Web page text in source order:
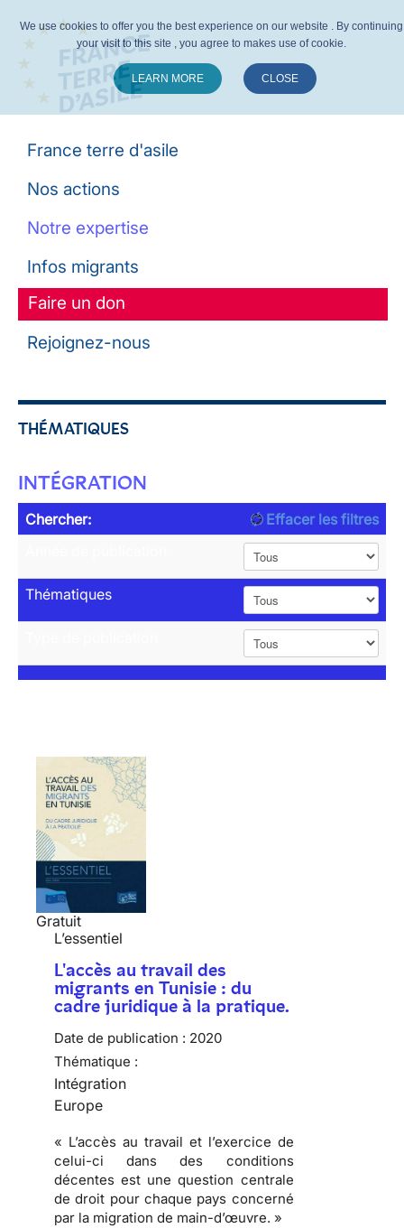
France terre d'asile
Nos actions
Notre expertise
Infos migrants
Faire un don
Rejoignez-nous
THÉMATIQUES
INTÉGRATION
Chercher:
Effacer les filtres
Thématiques
Gratuit
L’essentiel
L'accès au travail des
migrants en Tunisie : du
cadre juridique à la pratique.
Date de publication : 2020
Thématique :
Intégration
Europe
« L’accès au travail et l’exercice de
celui-ci dans des conditions
décentes est une question centrale
de droit pour chaque pays concerné
par la migration de main-d’œuvre. »
We use cookies to offer you the best experience on our website . By continuing
your visit to this site , you agree to makes use of cookie.
LEARN MORE CLOSE